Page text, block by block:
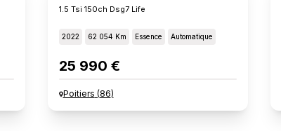
1.5 Tsi 150ch Dsg7 Life
2022 62 054 Km Essence Automatique
25 990 €
Poitiers (86)